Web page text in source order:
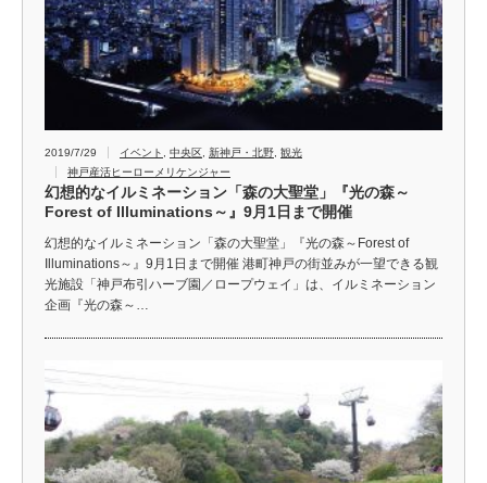
2019/7/29 イベント 中央区 新神戸・北野 観光
神戸産活ヒーローメリケンジャー
幻想的なイルミネーション「森の大聖堂」『光の森～
Forest of Illuminations～』9月1日まで開催
幻想的なイルミネーション「森の大聖堂」『光の森～Forest of
Illuminations～』9月1日まで開催 港町神戸の街並みが一望できる観
光施設「神戸布引ハーブ園／ロープウェイ」は、イルミネーション
企画『光の森～…